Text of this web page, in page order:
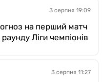
3 серпня 19:09
на перший матч
Ліги чемпіонів
3 серпня 11:27